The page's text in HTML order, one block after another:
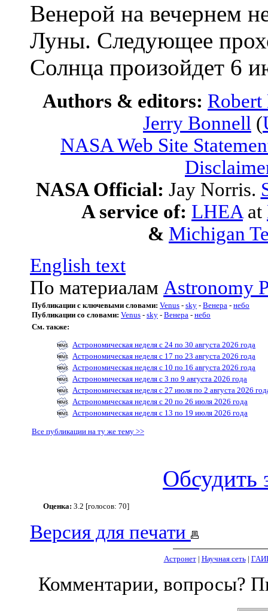
Венерой на вечернем
Луны. Следующее
Солнца произойдет 6
Authors & editors:
Jerry Bonnell (
NASA Web Site
NASA Official: Jay Norris.
A service of: LHEA at
& Michigan
English text
По материалам Astronomy
Публикации с ключевыми словами: Venus - sky - Венера - небо
Публикации со словами: Venus - sky - Венера - небо
См. также:
Астрономическая неделя с 24 по 30 августа 2026 года
Астрономическая неделя с 17 по 23 августа 2026 года
Астрономическая неделя с 10 по 16 августа 2026 года
Астрономическая неделя с 3 по 9 августа 2026 года
Астрономическая неделя с 27 июля по 2 августа 2026
Астрономическая неделя с 20 по 26 июля 2026 года
Астрономическая неделя с 13 по 19 июля 2026 года
Все публикации на ту же тему >>
Обсудить
Оценка: 3.2 [голосов: 70]
Версия для печати
Астронет| Научная сеть|
Комментарии, вопросы?